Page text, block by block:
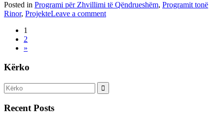
Posted in Programi për Zhvillimi të Qëndrueshëm, Programit tonë
Rinor, ProjekteLeave a comment
1
2
»
Kërko
Recent Posts